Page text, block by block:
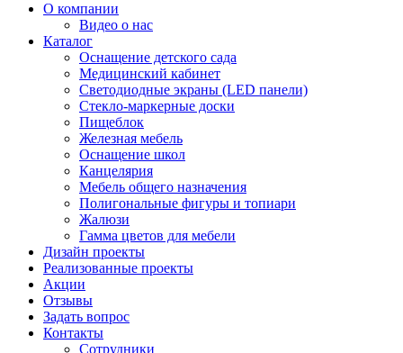
О компании
Видео о нас
Каталог
Оснащение детского сада
Медицинский кабинет
Светодиодные экраны (LED панели)
Стекло-маркерные доски
Пищеблок
Железная мебель
Оснащение школ
Канцелярия
Мебель общего назначения
Полигональные фигуры и топиари
Жалюзи
Гамма цветов для мебели
Дизайн проекты
Реализованные проекты
Акции
Отзывы
Задать вопрос
Контакты
Сотрудники